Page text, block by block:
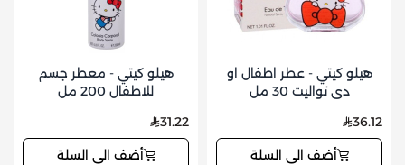
هيلو كيتي - عطر اطفال او
دي تواليت 30 مل
36.12
أضف الى السلة
هيلو كيتي - معطر جسم
للاطفال 200 مل
31.22
أضف الى السلة